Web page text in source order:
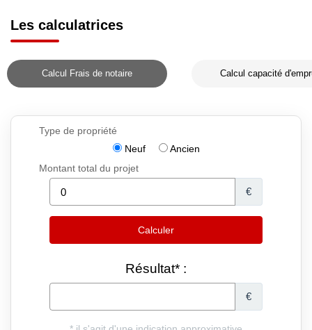
Les calculatrices
Calcul Frais de notaire Calcul capacité